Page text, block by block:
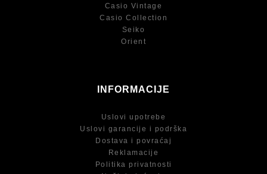
Casio Vintage
Casio Collection
Seiko
Orient
INFORMACIJE
Uslovi upotrebe
Uslovi garancije i podrška
Dostava i povraćaj
Reklamacije
Politika privatnosti